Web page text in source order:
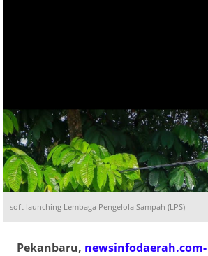
soft launching Lembaga Pengelola Sampah (LPS)
Pekanbaru, newsinfodaerah.com-